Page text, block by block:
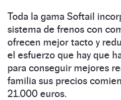
Toda la gama Softail
sistema de frenos con
ofrecen mejor tacto y
el esfuerzo que hay que
para conseguir mejores
familia sus precios
21.000 euros.